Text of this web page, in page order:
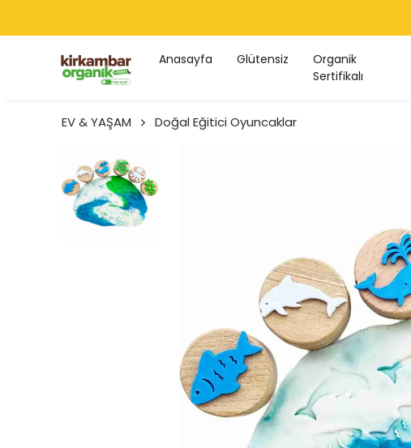
Anasayfa Glütensiz
Organik
Sertifikalı
EV & YAŞAM Doğal Eğitici Oyuncaklar